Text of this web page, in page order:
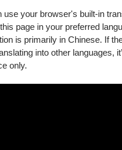
use your browser's built-in
page in your preferred
is primarily in Chinese. If
into other languages,
only.
｜
成立於2003 年，深耕親子
的創作理念，深信「好好說
義。
創《童話八卦》IP 系列外，
樂」跨界合作，將古典音樂
受台積電文教基金會委託，
。
基底，融入現代思維，打造
共樂的精神。至今累積演出